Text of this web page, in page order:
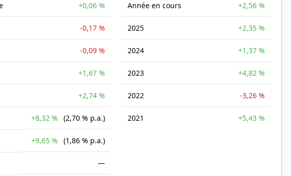
+0,06 %
-0,17 %
-0,09 %
+1,67 %
+2,74 %
+8,32 % (2,70 % p.a.)
+9,65 % (1,86 % p.a.)
—
Année en cours +2,56 %
2025 +2,35 %
2024 +1,37 %
2023 +4,82 %
2022 -3,26 %
2021 +5,43 %